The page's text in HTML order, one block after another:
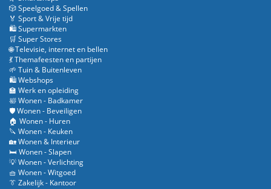
🎲 Speelgoed & Spellen
🏅 Sport & Vrije tijd
🛍️ Supermarkten
🛒 Super Stores
🌐 Televisie, internet en bellen
💃 Themafeesten en partijen
🌱 Tuin & Buitenleven
🛍️ Webshops
🏫 Werk en opleiding
🛀 Wonen - Badkamer
🛡️ Wonen - Beveiligen
🏠 Wonen - Huren
🔪 Wonen - Keuken
🏡 Wonen & Interieur
🛏️ Wonen - Slapen
💡 Wonen - Verlichting
🧺 Wonen - Witgoed
👔 Zakelijk - Kantoor